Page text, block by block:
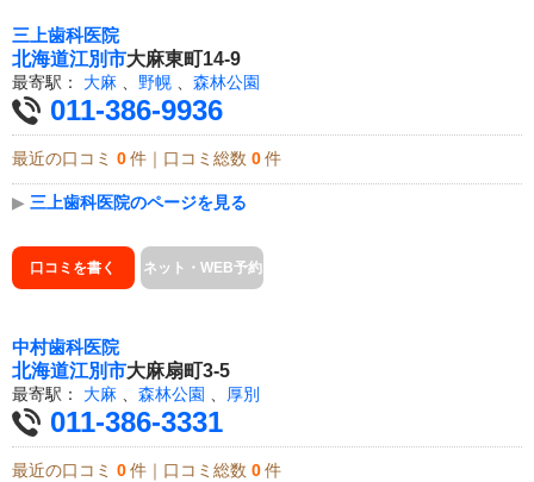
三上歯科医院
北海道江別市大麻東町14-9
最寄駅： 大麻 野幌 森林公園
011-386-9936
最近の口コミ 0 件｜口コミ総数 0 件
▶ 三上歯科医院のページを見る
口コミを書く ネット・WEB予約
中村歯科医院
北海道江別市大麻扇町3-5
最寄駅： 大麻 森林公園 厚別
011-386-3331
最近の口コミ 0 件｜口コミ総数 0 件